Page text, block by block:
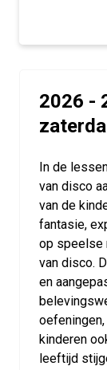
2026 -
In de
van disco
van de
fantasie,
op speelse
van disco.
en
kinderen
leeftijd